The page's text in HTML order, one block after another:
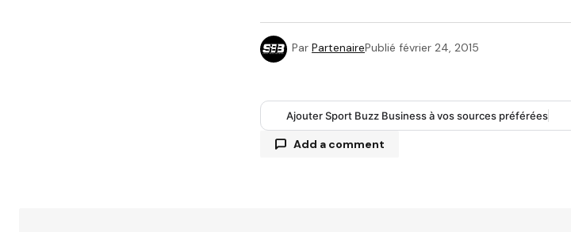
Par PartenairePublié février 24, 2015
Ajouter Sport Buzz Business à vos sources préférées
Add a comment